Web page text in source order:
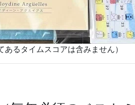
あるタイムスコアは含みません）